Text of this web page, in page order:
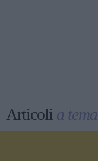
Articoli a tema